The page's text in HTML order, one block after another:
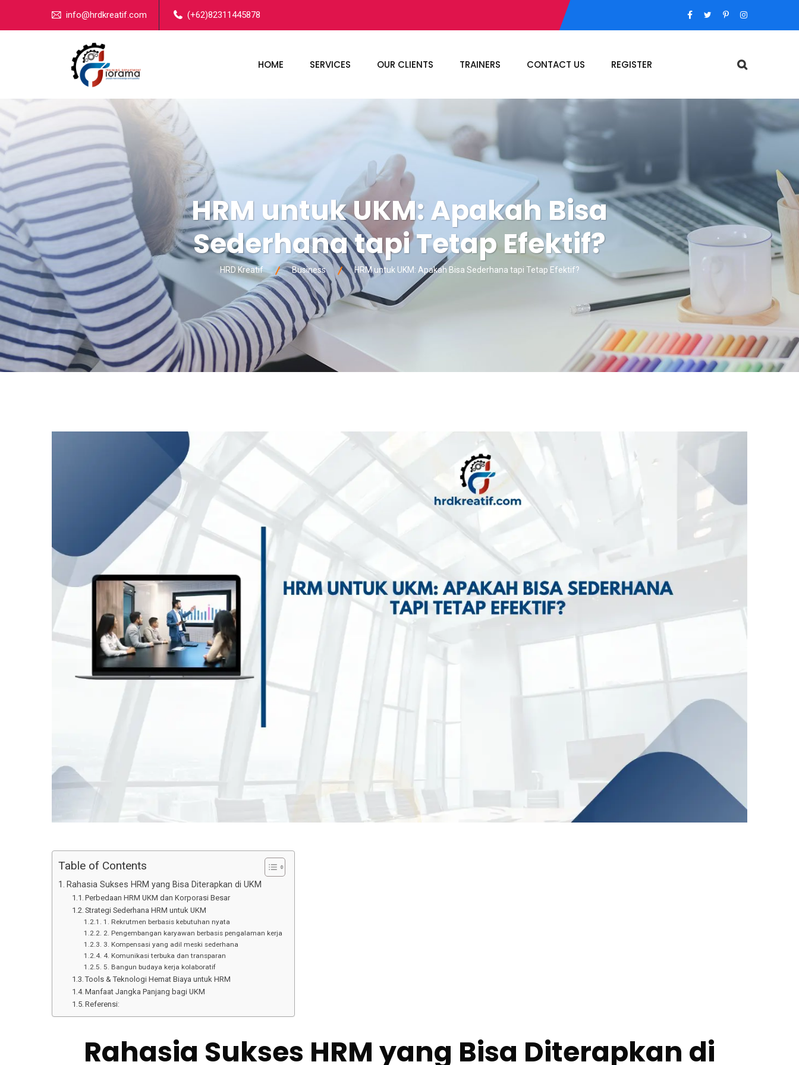
info@hrdkreatif.com (+62)82311445878
HOME SERVICES OUR CLIENTS TRAINERS CONTACT US REGISTER
HRM untuk UKM: Apakah Bisa
Sederhana tapi Tetap Efektif?
HRD Kreatif Business HRM untuk UKM: Apakah Bisa Sederhana tapi Tetap Efektif?
Table of Contents
Rahasia Sukses HRM yang Bisa Diterapkan di UKM
Perbedaan HRM UKM dan Korporasi Besar
Strategi Sederhana HRM untuk UKM
1. Rekrutmen berbasis kebutuhan nyata
2. Pengembangan karyawan berbasis pengalaman kerja
3. Kompensasi yang adil meski sederhana
4. Komunikasi terbuka dan transparan
5. Bangun budaya kerja kolaboratif
Tools & Teknologi Hemat Biaya untuk HRM
Manfaat Jangka Panjang bagi UKM
Referensi:
Rahasia Sukses HRM yang Bisa Diterapkan di